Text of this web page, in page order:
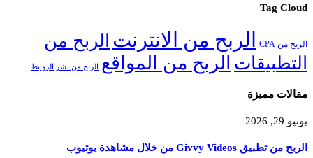
Tag Cloud
الربح من CPA الربح من الانترنت الربح من
التطبيقات الربح من المواقع الربح من نشر الروابط
مقالات مميزة
يونيو 29, 2026
الربح من تطبيق Givvy Videos من خلال مشاهدة يوتيوب